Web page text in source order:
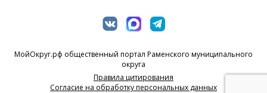
МойОкруг.рф общественный портал Раменского муниципального
округа
Правила цитирования
Согласие на обработку персональных данных